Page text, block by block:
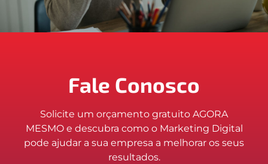
Fale Conosco
Solicite um orçamento gratuito AGORA
MESMO e descubra como o Marketing Digital
pode ajudar a sua empresa a melhorar os seus
resultados.